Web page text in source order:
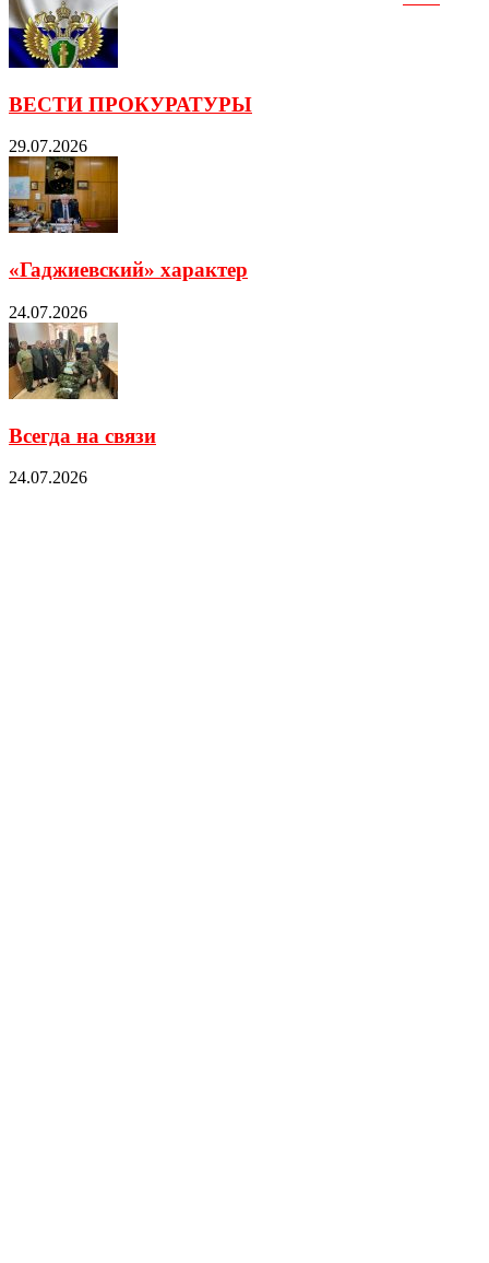
ВЕСТИ ПРОКУРАТУРЫ
29.07.2026
«Гаджиевский» характер
24.07.2026
Всегда на связи
24.07.2026